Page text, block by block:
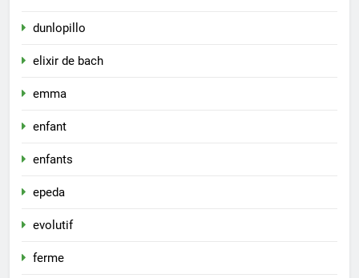
dunlopillo
elixir de bach
emma
enfant
enfants
epeda
evolutif
ferme